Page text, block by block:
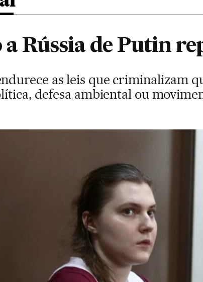
a Rússia de Putin
as leis que criminalizam
defesa ambiental ou